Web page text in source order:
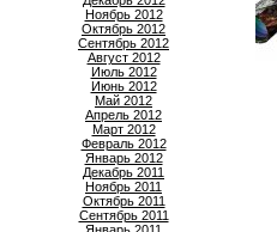
Ноябрь 2012
Октябрь 2012
Сентябрь 2012
Август 2012
Июль 2012
Июнь 2012
Май 2012
Апрель 2012
Март 2012
Февраль 2012
Январь 2012
Декабрь 2011
Ноябрь 2011
Октябрь 2011
Сентябрь 2011